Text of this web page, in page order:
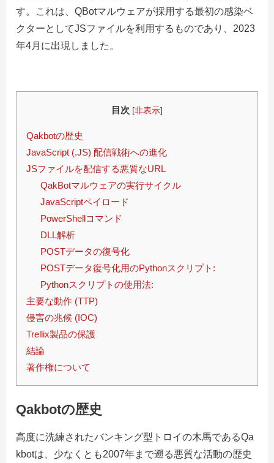
す。これは、QBotマルウェアが採用する最初の感染ベ
クターとしてJSファイルを利用するものであり、2023
年4月に出現しました。
目次 [非表示]
Qakbotの歴史
JavaScript (.JS) 配信戦術への進化
JSファイルを配信する悪質なURL
QakBotマルウェアの実行サイクル
JavaScriptペイロード
PowerShellコマンド
DLL解析
POSTデータの復号化
POSTデータ復号化用のPythonスクリプト:
Pythonスクリプトの使用法:
主要な動作 (TTP)
侵害の兆候 (IOC)
Trellix製品の保護
結論
著作権について
Qakbotの歴史
高度に洗練されたバンキング型トロイの木馬であるQa
kbotは、少なくとも2007年まで遡る悪質な活動の歴史